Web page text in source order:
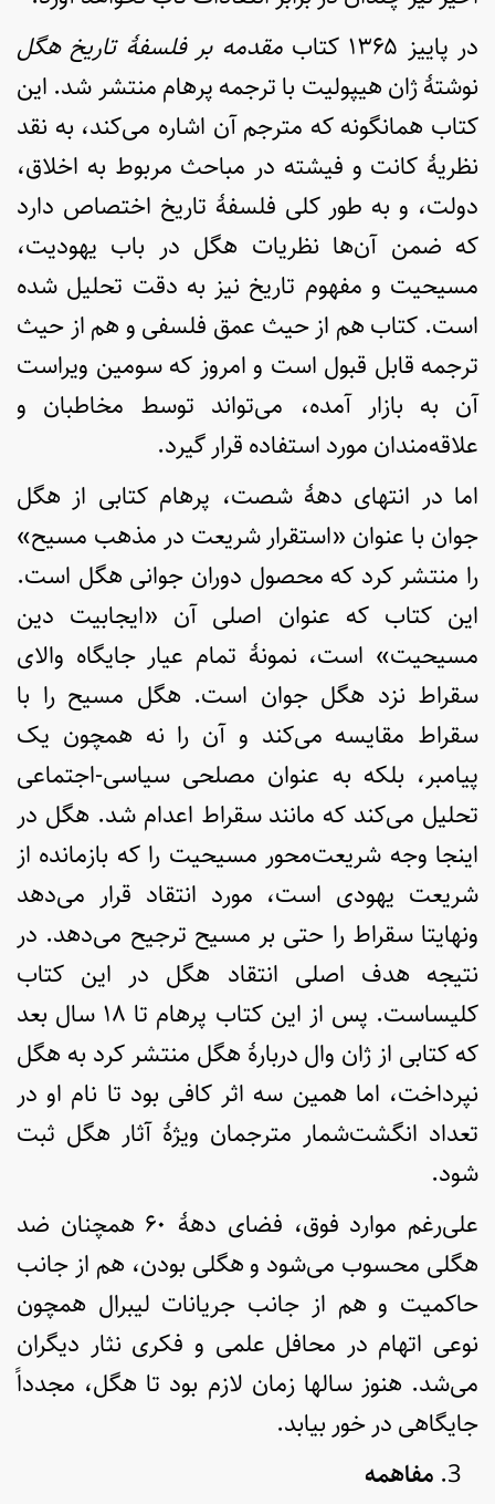
در پاییز ۱۳۶۵ کتاب
مقدمه بر فلسفۀ تاریخ هگل
نوشتۀ ژان هیپولیت با ترجمه پرهام منتشر شد. این
کتاب همانگونه که مترجم آن اشاره می‌کند، به نقد
نظریۀ کانت و فیشته در مباحث مربوط به اخلاق،
دولت، و به طور کلی فلسفۀ تاریخ اختصاص دارد
که ضمن آن‌ها نظریات هگل در باب یهودیت،
مسیحیت و مفهوم تاریخ نیز به دقت تحلیل شده
است. کتاب هم از حیث عمق فلسفی و هم از حیث
ترجمه قابل قبول است و امروز که سومین ویراست
آن به بازار آمده، می‌تواند توسط مخاطبان و
علاقه‌مندان مورد استفاده قرار گیرد.
اما در انتهای دهۀ شصت، پرهام کتابی از هگل
جوان با عنوان «استقرار شریعت در مذهب مسیح»
را منتشر کرد که محصول دوران جوانی هگل است.
این کتاب که عنوان اصلی آن «ایجابیت دین
مسیحیت» است، نمونۀ تمام عیار جایگاه والای
سقراط نزد هگل جوان است. هگل مسیح را با
سقراط مقایسه می‌کند و آن را نه همچون یک
پیامبر، بلکه به عنوان مصلحی سیاسی-اجتماعی
تحلیل می‌کند که مانند سقراط اعدام شد. هگل در
اینجا وجه شریعت‌محور مسیحیت را که بازمانده از
شریعت یهودی است، مورد انتقاد قرار می‌دهد
ونهایتا سقراط را حتی بر مسیح ترجیح می‌دهد. در
نتیجه هدف اصلی انتقاد هگل در این کتاب
کلیساست. پس از این کتاب پرهام تا ۱۸ سال بعد
که کتابی از ژان وال دربارۀ هگل منتشر کرد به هگل
نپرداخت، اما همین سه اثر کافی بود تا نام او در
تعداد انگشت‌شمار مترجمان ویژۀ آثار هگل ثبت
شود.
علی‌رغم موارد فوق، فضای دهۀ ۶۰ همچنان ضد
هگلی محسوب می‌شود و هگلی بودن، هم از جانب
حاکمیت و هم از جانب جریانات لیبرال همچون
نوعی اتهام در محافل علمی و فکری نثار دیگران
می‌شد. هنوز سالها زمان لازم بود تا هگل، مجدداً
جایگاهی در خور بیابد.
مفاهمه